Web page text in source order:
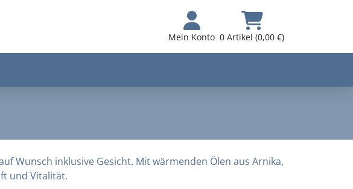
Mein Konto 0 Artikel (0,00 €)
Wunsch inklusive Gesicht. Mit wärmenden Ölen aus Arnika,
und Vitalität.